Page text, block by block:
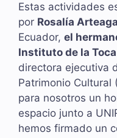
Estas actividades
por Rosalía
Ecuador, el
Instituto de la
directora ejecutiva
Patrimonio Cultural
para nosotros un
espacio junto a
hemos firmado un